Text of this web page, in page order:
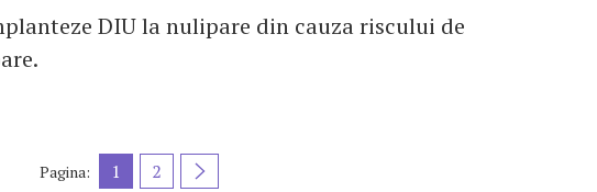
DIU la nulipare din cauza riscului de
Pagina: 1 2